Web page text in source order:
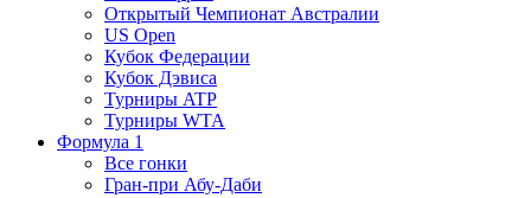
Открытый Чемпионат Австралии
US Open
Кубок Федерации
Кубок Дэвиса
Турниры ATP
Турниры WTA
Формула 1
Все гонки
Гран-при Абу-Даби